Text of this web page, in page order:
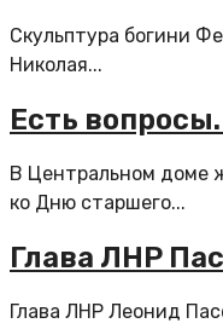
Скульптура богини
Николая...
Есть
В Центральном доме
ко Дню старшего...
Глава ЛНР
Глава ЛНР Леонид